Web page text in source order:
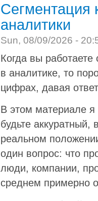
Сегментация
аналитики
Sun, 08/09/2026 -
Когда вы
в аналитике, то
цифрах, давая
В этом материале я
будьте
реальном
один вопрос: что
люди, компании,
среднем примерно